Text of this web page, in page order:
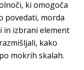
ki omogoča
povedati, morda
in izbrani element
kako
mokrih skalah.